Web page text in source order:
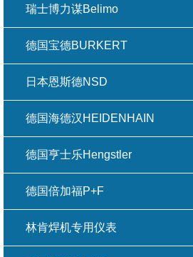
瑞士博力谋Belimo
德国宝德BURKERT
日本恩斯德NSD
德国海德汉HEIDENHAIN
德国亨士乐Hengstler
德国倍加福P+F
林肯焊机专用仪表